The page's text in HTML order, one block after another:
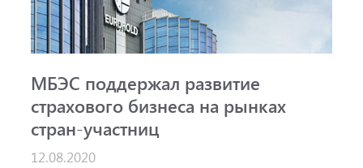
МБЭС поддержал развитие
страхового бизнеса на рынках
стран-участниц
12.08.2020